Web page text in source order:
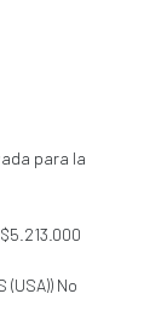
para la
(USA)) No